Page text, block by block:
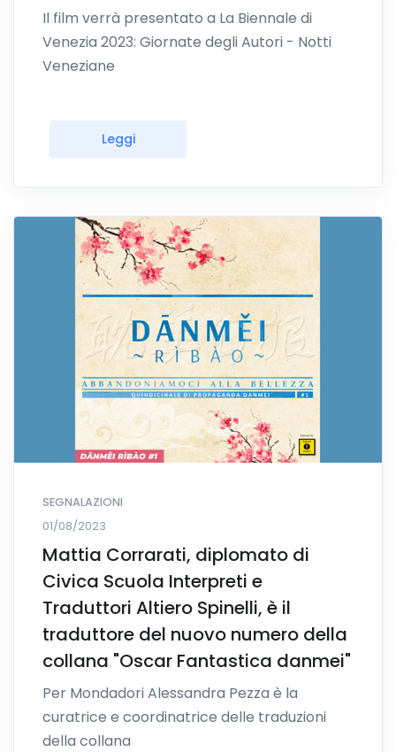
Il film verrà presentato a La Biennale di
Venezia 2023: Giornate degli Autori - Notti
Veneziane
Leggi
SEGNALAZIONI
01/08/2023
Mattia Corrarati, diplomato di
Civica Scuola Interpreti e
Traduttori Altiero Spinelli, è il
traduttore del nuovo numero della
collana "Oscar Fantastica danmei"
Per Mondadori Alessandra Pezza è la
curatrice e coordinatrice delle traduzioni
della collana